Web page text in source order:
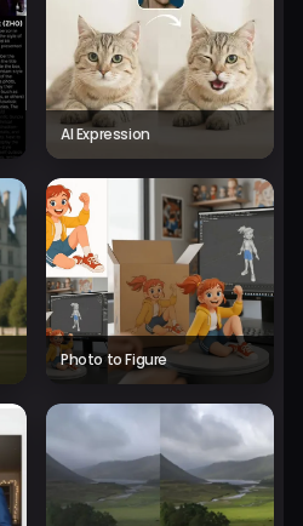
AI Expression
Photo to Figure